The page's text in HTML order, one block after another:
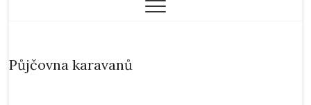
Půjčovna karavanů